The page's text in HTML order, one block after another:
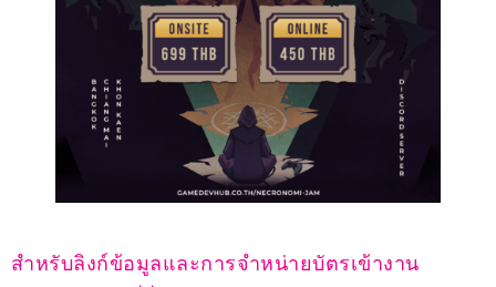
สำหรับลิงก์ข้อมูลและการจำหน่ายบัตรเข้างาน